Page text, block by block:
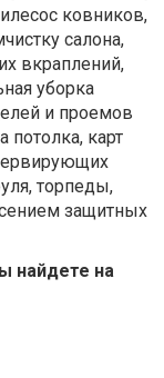
ковников,
салона,
вкраплений,
уборка
и проемов
потолка, карт
торпеды,
защитных
найдете на